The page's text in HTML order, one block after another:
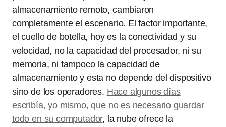
almacenamiento remoto, cambiaron
completamente el escenario. El factor importante,
el cuello de botella, hoy es la conectividad y su
velocidad, no la capacidad del procesador, ni su
memoria, ni tampoco la capacidad de
almacenamiento y esta no depende del dispositivo
sino de los operadores. Hace algunos días
escribía, yo mismo, que no es necesario guardar
todo en su computador, la nube ofrece la